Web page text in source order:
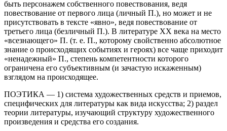
быть персонажем собственного повествования, ведя
повествование от первого лица (личный П.), но может и не
присутствовать в тексте «явно», ведя повествование от
третьего лица (безличный П.). В литературе XX века на место
«всезнающего» П. (т. е. П., которому свойственно абсолютное
знание о происходящих событиях и героях) все чаще приходит
«ненадежный» П., степень компетентности которого
ограничена его субъективным (и зачастую искаженным)
взглядом на происходящее.
ПОЭТИКА — 1) система художественных средств и приемов,
специфических для литературы как вида искусства; 2) раздел
теории литературы, изучающий структуру художественного
произведения и средства его создания.